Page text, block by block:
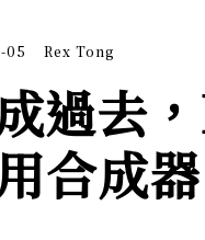
過去
成器
Rex Tong
05